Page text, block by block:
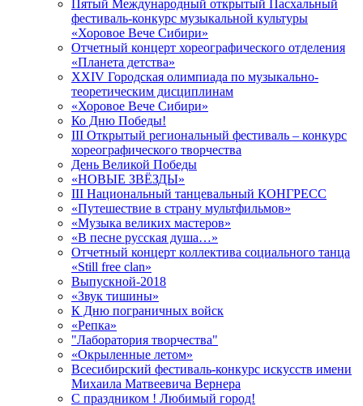
Пятый Международный открытый Пасхальный
фестиваль-конкурс музыкальной культуры
«Хоровое Вече Сибири»
Отчетный концерт хореографического отделения
«Планета детства»
XXIV Городская олимпиада по музыкально-
теоретическим дисциплинам
«Хоровое Вече Сибири»
Ко Дню Победы!
III Открытый региональный фестиваль – конкурс
хореографического творчества
День Великой Победы
«НОВЫЕ ЗВЁЗДЫ»
III Национальный танцевальный КОНГРЕСС
«Путешествие в страну мультфильмов»
«Музыка великих мастеров»
«В песне русская душа…»
Отчетный концерт коллектива социального танца
«Still free clan»
Выпускной-2018
«Звук тишины»
К Дню пограничных войск
«Репка»
"Лаборатория творчества"
«Окрыленные летом»
Всесибирский фестиваль-конкурс искусств имени
Михаила Матвеевича Вернера
С праздником ! Любимый город!